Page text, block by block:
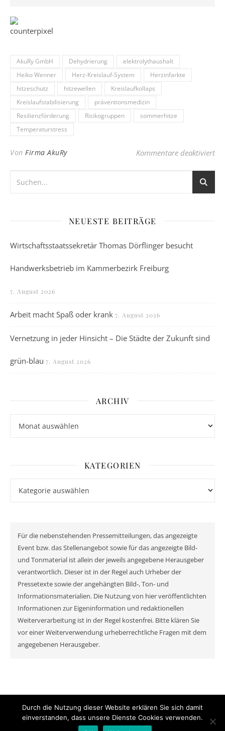
AkuRy GmbH Dehydrierung
elektrolythaushalt
Heiko Wenner
Herz-Kreislauf-System
Herzinfarkte
hitzeschutz
hitzewellen
Kreislaufkollaps
Kreislaufstabilisierung
präventionsmedizin
Resilienzförderung
Risikogruppen
sommerhitze
Temperaturstress
Von Firma AkuRy Kommentare deaktiviertfür
NEUESTE BEITRÄGE
Wirtschaftsstaatssekretär Thomas Dörflinger besucht
Handwerksbetrieb im Kammerbezirk Freiburg
7. August 2026
Arbeit macht Spaß oder krank 7. August 2026
Vernetzung in jeder Hinsicht – Die Städte der Zukunft sind
grün-blau 7. August 2026
ARCHIV
KATEGORIEN
Für die nebenstehenden Pressemitteilungen, das angezeigte
Event bzw. das Stellenangebot sowie für das angezeigte Bild-
und Tonmaterial ist allein der jeweils angegebene Herausgeber
verantwortlich. Dieser ist in der Regel auch Urheber der
Pressetexte sowie der angehängten Bild-, Ton- und
Informationsmaterialien. Die Nutzung von hier veröffentlichten
Informationen zur Eigeninformation und redaktionellen
Weiterverarbeitung ist in der Regel kostenfrei. Bitte klären Sie
vor einer Weiterverwendung urheberrechtliche Fragen mit dem
angegebenen Herausgeber.
© MyNewsChannel 2026
Durch die Nutzung dieser Website erklären Sie sich damit
einverstanden, dass unsere Dienste Cookies verwenden.